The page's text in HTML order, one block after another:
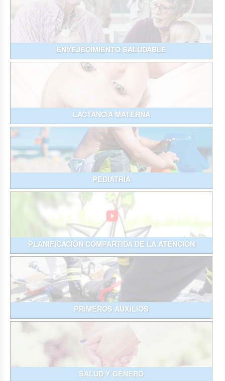
ENVEJECIMIENTO SALUDABLE
LACTANCIA MATERNA
PEDIATRÍA
PLANIFICACIÓN COMPARTIDA DE LA ATENCIÓN
PRIMEROS AUXILIOS
SALUD Y GÉNERO